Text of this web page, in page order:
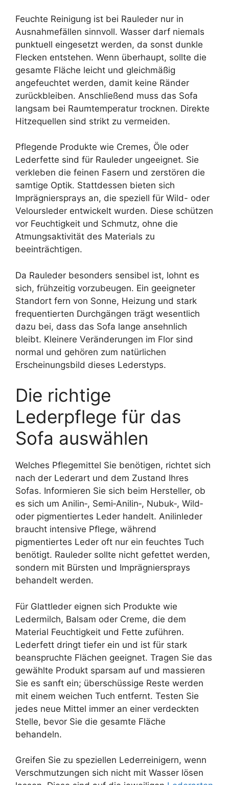
Feuchte Reinigung ist bei Rauleder nur in
Ausnahmefällen sinnvoll. Wasser darf niemals
punktuell eingesetzt werden, da sonst dunkle
Flecken entstehen. Wenn überhaupt, sollte die
gesamte Fläche leicht und gleichmäßig
angefeuchtet werden, damit keine Ränder
zurückbleiben. Anschließend muss das Sofa
langsam bei Raumtemperatur trocknen. Direkte
Hitzequellen sind strikt zu vermeiden.
Pflegende Produkte wie Cremes, Öle oder
Lederfette sind für Rauleder ungeeignet. Sie
verkleben die feinen Fasern und zerstören die
samtige Optik. Stattdessen bieten sich
Imprägniersprays an, die speziell für Wild- oder
Veloursleder entwickelt wurden. Diese schützen
vor Feuchtigkeit und Schmutz, ohne die
Atmungsaktivität des Materials zu
beeinträchtigen.
Da Rauleder besonders sensibel ist, lohnt es
sich, frühzeitig vorzubeugen. Ein geeigneter
Standort fern von Sonne, Heizung und stark
frequentierten Durchgängen trägt wesentlich
dazu bei, dass das Sofa lange ansehnlich
bleibt. Kleinere Veränderungen im Flor sind
normal und gehören zum natürlichen
Erscheinungsbild dieses Lederstyps.
Die richtige
Lederpflege für das
Sofa auswählen
Welches Pflegemittel Sie benötigen, richtet sich
nach der Lederart und dem Zustand Ihres
Sofas. Informieren Sie sich beim Hersteller, ob
es sich um Anilin‑, Semi‑Anilin‑, Nubuk‑, Wild‑
oder pigmentiertes Leder handelt. Anilinleder
braucht intensive Pflege, während
pigmentiertes Leder oft nur ein feuchtes Tuch
benötigt. Rauleder sollte nicht gefettet werden,
sondern mit Bürsten und Imprägniersprays
behandelt werden.
Für Glattleder eignen sich Produkte wie
Ledermilch, Balsam oder Creme, die dem
Material Feuchtigkeit und Fette zuführen.
Lederfett dringt tiefer ein und ist für stark
beanspruchte Flächen geeignet. Tragen Sie das
gewählte Produkt sparsam auf und massieren
Sie es sanft ein; überschüssige Reste werden
mit einem weichen Tuch entfernt. Testen Sie
jedes neue Mittel immer an einer verdeckten
Stelle, bevor Sie die gesamte Fläche
behandeln.
Greifen Sie zu speziellen Lederreinigern, wenn
Verschmutzungen sich nicht mit Wasser lösen